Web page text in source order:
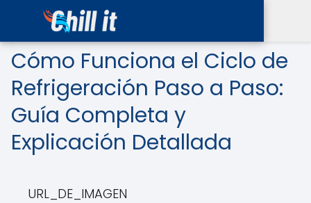
Cómo Funciona el Ciclo de
Refrigeración Paso a Paso:
Guía Completa y
Explicación Detallada
URL_DE_IMAGEN